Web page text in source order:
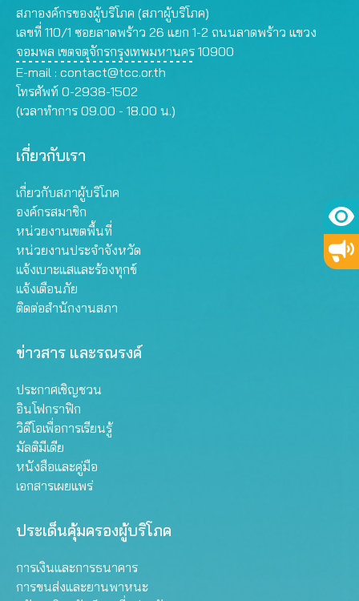
สภาองค์กรของผู้บริโภค (สภาผู้บริโภค)
เลขที่ 110/1 ซอยลาดพร้าว 26 แยก 1-2 ถนนลาดพร้าว แขวง
จอมพล เขตจตุจักรกรุงเทพมหานคร 10900
E-mail : contact@tcc.or.th
โทรศัพท์ 0-2938-1502
(เวลาทำการ 09.00 - 18.00 น.)
เกี่ยวกับเรา
เกี่ยวกับสภาผู้บริโภค
องค์กรสมาชิก
หน่วยงานเขตพื้นที่
หน่วยงานประจำจังหวัด
แจ้งเบาะแสและร้องทุกข์
แจ้งเตือนภัย
ติดต่อสำนักงานสภา
ข่าวสาร และรณรงค์
ประกาศเชิญชวน
อินโฟกราฟิก
วิดีโอเพื่อการเรียนรู้
มัลติมีเดีย
หนังสือและคู่มือ
เอกสารเผยแพร่
ประเด็นคุ้มครองผู้บริโภค
การเงินและการธนาคาร
การขนส่งและยานพาหนะ